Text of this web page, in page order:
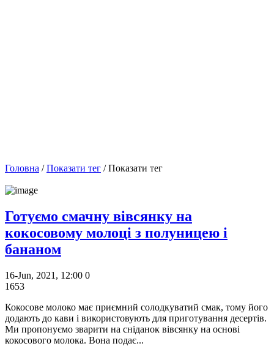
Головна /Показати тег / Показати тег
Готуємо смачну вівсянку на
кокосовому молоці з полуницею і
бананом
16-Jun, 2021, 12:00 0
1653
Кокосове молоко має приємний солодкуватий смак, тому його
додають до кави і використовують для приготування десертів.
Ми пропонуємо зварити на сніданок вівсянку на основі
кокосового молока. Вона подає...